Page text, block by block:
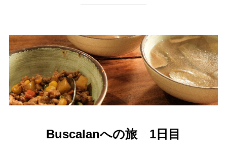
Buscalanへの旅 1日目